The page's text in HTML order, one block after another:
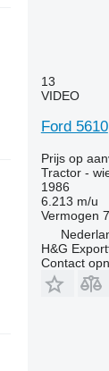
13
VIDEO
Ford 5610
Prijs op
Tractor -
1986
6.213 m/u
Vermogen
H&G
Contact